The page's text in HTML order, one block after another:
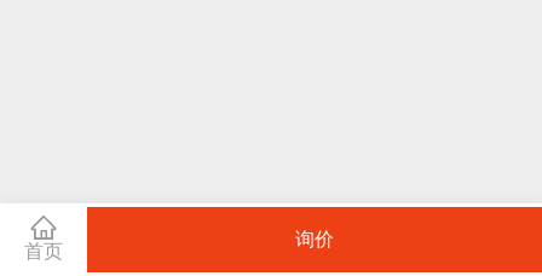
首页
询价